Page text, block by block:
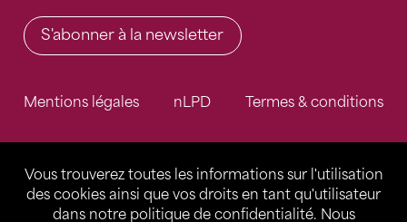
Vous trouverez toutes les informations sur l'utilisation
des cookies ainsi que vos droits en tant qu'utilisateur
dans notre politique de confidentialité. Nous
S'abonner à la newsletter
Mentions légales nLPD Termes & conditions